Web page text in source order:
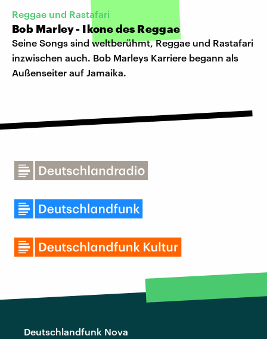
Reggae und Rastafari
Bob Marley - Ikone des Reggae
Seine Songs sind weltberühmt, Reggae und Rastafari
inzwischen auch. Bob Marleys Karriere begann als
Außenseiter auf Jamaika.
Deutschlandfunk Nova